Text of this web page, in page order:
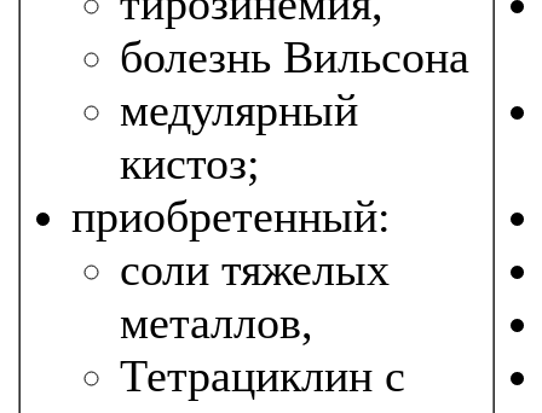
болезнь Вильсона
медулярный
кистоз;
приобретенный:
соли тяжелых
металлов,
Тетрациклин с